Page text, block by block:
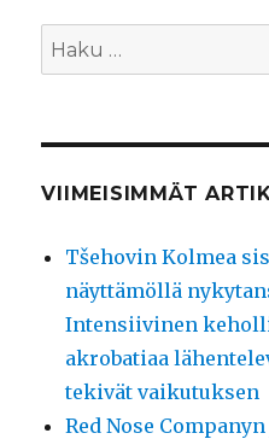
Etsi:
VIIMEISIMMÄT
Tšehovin Kolmea
näyttämöllä
Intensiivinen
akrobatiaa
tekivät vaikutuksen
Red Nose